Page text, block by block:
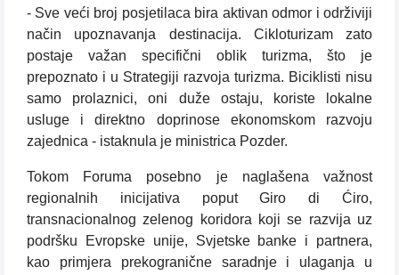
- Sve veći broj posjetilaca bira aktivan odmor i održiviji
način upoznavanja destinacija. Cikloturizam zato
postaje važan specifični oblik turizma, što je
prepoznato i u Strategiji razvoja turizma. Biciklisti nisu
samo prolaznici, oni duže ostaju, koriste lokalne
usluge i direktno doprinose ekonomskom razvoju
zajednica - istaknula je ministrica Pozder.
Tokom Foruma posebno je naglašena važnost
regionalnih inicijativa poput Giro di Ćiro,
transnacionalnog zelenog koridora koji se razvija uz
podršku Evropske unije, Svjetske banke i partnera,
kao primjera prekogranične saradnje i ulaganja u